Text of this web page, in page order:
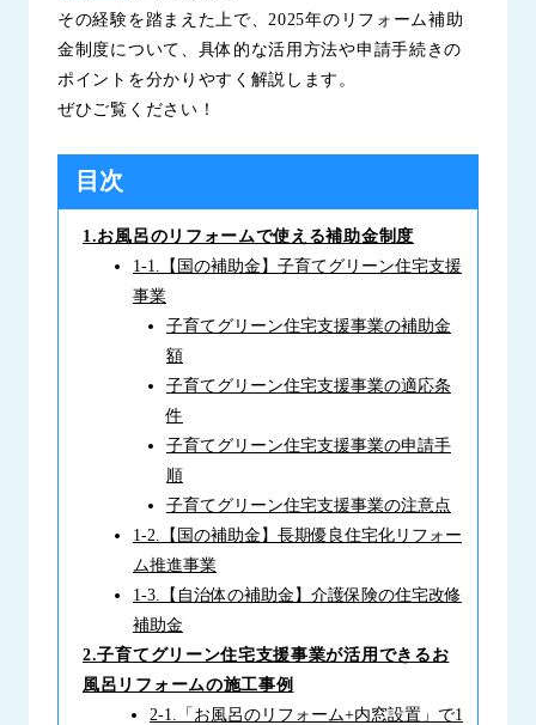
その経験を踏まえた上で、2025年のリフォーム補助
金制度について、具体的な活用方法や申請手続きの
ポイントを分かりやすく解説します。
ぜひご覧ください！
目次
1.お風呂のリフォームで使える補助金制度
1-1.【国の補助金】子育てグリーン住宅支援
事業
子育てグリーン住宅支援事業の補助金
額
子育てグリーン住宅支援事業の適応条
件
子育てグリーン住宅支援事業の申請手
順
子育てグリーン住宅支援事業の注意点
1-2.【国の補助金】長期優良住宅化リフォー
ム推進事業
1-3.【自治体の補助金】介護保険の住宅改修
補助金
2.子育てグリーン住宅支援事業が活用できるお
風呂リフォームの施工事例
2-1.「お風呂のリフォーム+内窓設置」で1